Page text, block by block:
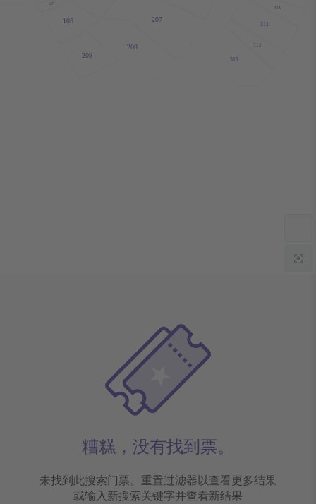
27
105 207
208
209
310
311
312
313
糟糕，没有找到票。
未找到此搜索门票。重置过滤器以查看更多结果
或输入新搜索关键字并查看新结果